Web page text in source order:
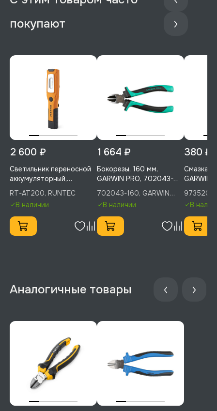
покупают
2 600 ₽
Светильник переносной
аккумуляторный,
RUNTEC, RT-AT200
RT-AT200, RUNTEC
В наличии
1 664 ₽
Бокорезы, 160 мм,
GARWIN PRO, 702043-
160
702043-160, GARWIN
PROВ наличии
380 ₽
Смазка
GARWIN
(500),
973520-
PRO
В